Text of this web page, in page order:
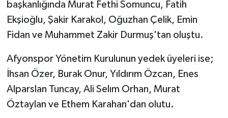
başkanlığında Murat Fethi Somuncu, Fatih
Ekşioğlu, Şakir Karakol, Oğuzhan Çelik, Emin
Fidan ve Muhammet Zakir Durmuş'tan oluştu.
Afyonspor Yönetim Kurulunun yedek üyeleri ise;
İhsan Özer, Burak Onur, Yıldırım Özcan, Enes
Alparslan Tuncay, Ali Selım Orhan, Murat
Öztaylan ve Ethem Karahan'dan olutu.